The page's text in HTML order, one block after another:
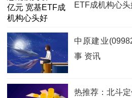
ETF成机构心头
中原建业
事 资讯
热推荐：北斗